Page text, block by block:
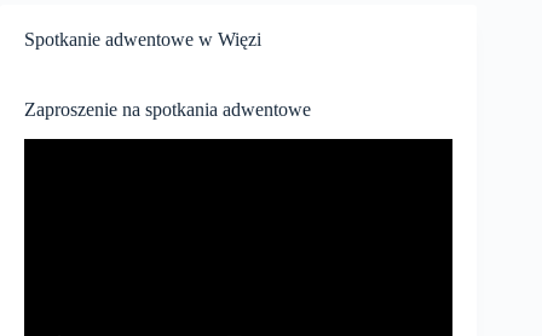
Spotkanie adwentowe w Więzi
Zaproszenie na spotkania adwentowe